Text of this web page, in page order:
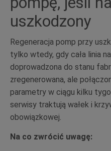
uszkodzony
Regeneracja pomp przy
tylko wtedy, gdy cała linia
doprowadzona do stanu
zregenerowana, ale
parametry w ciągu kilku
serwisy traktują wałek i
obowiązkowej.
Na co zwrócić uwagę: